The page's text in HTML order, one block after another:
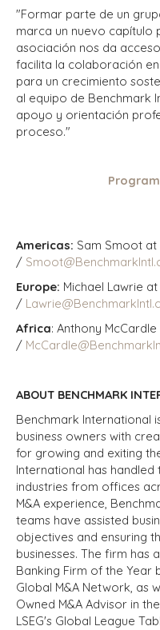
"Formar parte de un
marca un nuevo capítulo
asociación nos da
facilita la colaboración
para un crecimiento
al equipo de Benchmark
apoyo y orientación
proceso."
Americas: Sam Smoot at
/
Europe: Michael Lawrie
/
Africa: Anthony
/
ABOUT BENCHMARK
Benchmark International
business owners with
for growing and exiting
International has
industries from offices
M&A experience,
teams have assisted
objectives and ensuring
businesses. The firm has
Banking Firm of the Year
Global M&A Network, as
Owned M&A Advisor in
LSEG's Global League